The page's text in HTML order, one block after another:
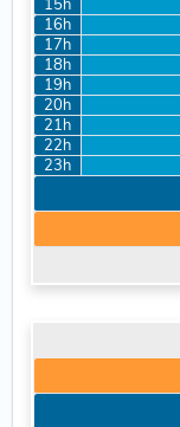
15h
16h
17h
18h
19h
20h
21h
22h
23h